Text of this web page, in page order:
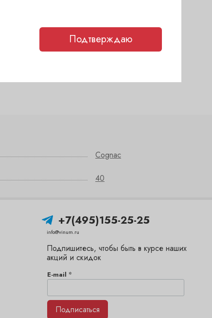
Cognac
40
+7(495)155-25-25
info@vinum.ru
Подпишитесь, чтобы быть в курсе наших
акций и скидок
E-mail *
Подписаться
Подтверждаю